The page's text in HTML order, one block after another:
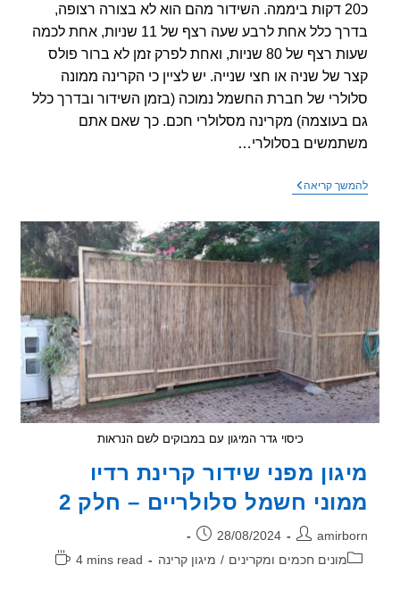
כ20 דקות ביממה. השידור מהם הוא לא בצורה רצופה,
בדרך כלל אחת לרבע שעה רצף של 11 שניות, אחת לכמה
שעות רצף של 80 שניות, ואחת לפרק זמן לא ברור פולס
של שניה או חצי שנייה. יש לציין כי הקרינה ממונה
של חברת החשמל נמוכה (בזמן השידור ובדרך כלל
בעוצמה) מקרינה מסלולרי חכם. כך שאם אתם
בסלולרי…
קריאהמיגון
סלולריים
וחכמים
כיסוי גדר המיגון עם במבוקים לשם הנראות
מפני שידור קרינת רדיו
חשמל סלולריים – חלק 2
פורסם:
28/08/2024
מונים חכמים ומקרינים / מיגון קרינה
זמן
4 mins read